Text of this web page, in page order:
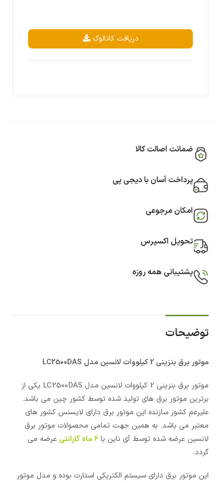
دریافت کاتالوگ
ضمانت اصالت کالا
پرداخت آسان با دیجی پی
امکان مرجوعی
تحویل اکسپرس
پشتیبانی همه روزه
توضیحات
موتور برق بنزینی 2 کیلووات لانسین مدل LC2500DAS
موتور برق بنزینی 2 کیلووات لانسین مدل LC2500DAS یکی از
برترین موتور برق های تولید شده توسط کشور چین می باشد.
علیرغم کشور سازنده این موتور برق دارای لایسنس کشور های
معتبر می باشد. به همین جهت تمامی محصولات موتور برق
لانسین عرضه شده توسط آی ناین با 6 ماه گارانتی
عرضه می
گردد.
این موتور برق دارای سیستم الکتریکی استارت بوده و مدل موتور